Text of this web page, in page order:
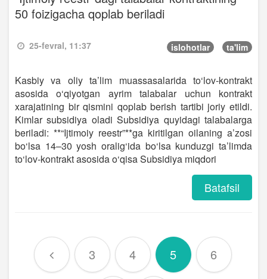
50 foizigacha qoplab beriladi
25-fevral, 11:37 islohotlar ta'lim
Kasbiy va oliy ta’lim muassasalarida to‘lov-kontrakt
asosida o‘qiyotgan ayrim talabalar uchun kontrakt
xarajatining bir qismini qoplab berish tartibi joriy etildi.
Kimlar subsidiya oladi Subsidiya quyidagi talabalarga
beriladi: **“Ijtimoiy reestr”**ga kiritilgan oilaning a’zosi
bo‘lsa 14–30 yosh oralig‘ida bo‘lsa kunduzgi ta’limda
to‘lov-kontrakt asosida o‘qisa Subsidiya miqdori
Batafsil
3 4 5 6